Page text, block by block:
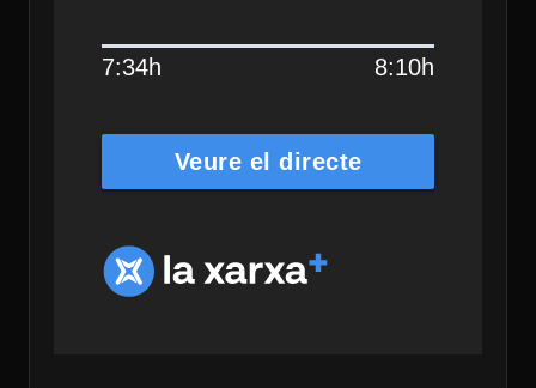
7:34h 8:10h
Veure el directe